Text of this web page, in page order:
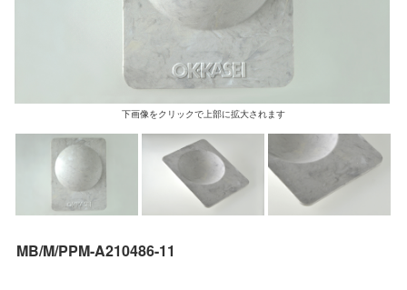
下画像をクリックで上部に拡大されます
MB/M/PPM-A210486-11